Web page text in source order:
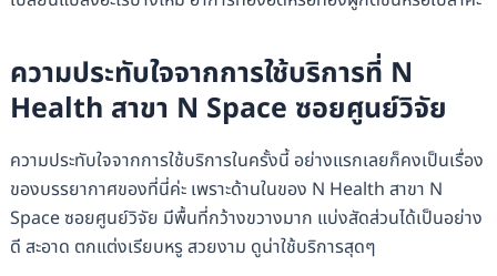
ความประทับใจจากการใช้บริการที่ N
Health สาขา N Space ซอยศูนย์วิจัย
ความประทับใจจากการใช้บริการในครั้งนี้ อย่างแรกเลยก็คงเป็นเรื่อง
ของบรรยากาศของที่นี่ค่ะ เพราะด้านในของ N Health สาขา N
Space ซอยศูนย์วิจัย มีพื้นที่กว้างขวางมาก แบ่งสัดส่วนได้เป็นอย่าง
ดี สะอาด ตกแต่งเรียบหรู สวยงาม ดูน่าใช้บริการสุดๆ